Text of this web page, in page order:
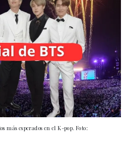
más esperados en el K-pop. Foto: